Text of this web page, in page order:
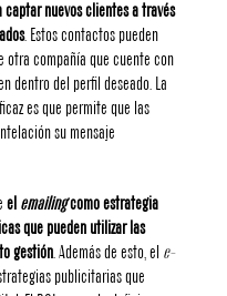
captar nuevos clientes a través
. Estos contactos pueden
otra compañía que cuente con
dentro del perfil deseado. La
es que permite que las
su mensaje
el emailingcomo estrategia
que pueden utilizar las
gestión. Además de esto, el e-
publicitarias que